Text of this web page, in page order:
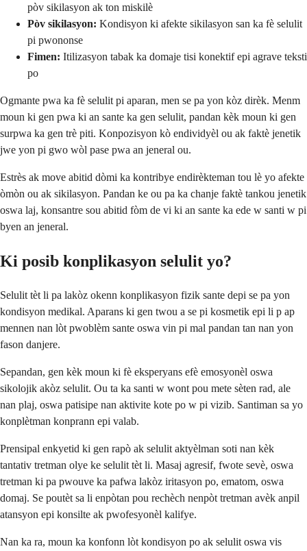
pòv sikilasyon ak ton miskilè
Pòv sikilasyon: Kondisyon ki afekte sikilasyon san ka fè selulit
pi pwononse
Fimen: Itilizasyon tabak ka domaje tisi konektif epi agrave teksti
po
Ogmante pwa ka fè selulit pi aparan, men se pa yon kòz dirèk. Menm
moun ki gen pwa ki an sante ka gen selulit, pandan kèk moun ki gen
surpwa ka gen trè piti. Konpozisyon kò endividyèl ou ak faktè jenetik
jwe yon pi gwo wòl pase pwa an jeneral ou.
Estrès ak move abitid dòmi ka kontribye endirèkteman tou lè yo afekte
òmòn ou ak sikilasyon. Pandan ke ou pa ka chanje faktè tankou jenetik
oswa laj, konsantre sou abitid fòm de vi ki an sante ka ede w santi w pi
byen an jeneral.
Ki posib konplikasyon selulit yo?
Selulit tèt li pa lakòz okenn konplikasyon fizik sante depi se pa yon
kondisyon medikal. Aparans ki gen twou a se pi kosmetik epi li p ap
mennen nan lòt pwoblèm sante oswa vin pi mal pandan tan nan yon
fason danjere.
Sepandan, gen kèk moun ki fè eksperyans efè emosyonèl oswa
sikolojik akòz selulit. Ou ta ka santi w wont pou mete sèten rad, ale
nan plaj, oswa patisipe nan aktivite kote po w pi vizib. Santiman sa yo
konplètman konprann epi valab.
Prensipal enkyetid ki gen rapò ak selulit aktyèlman soti nan kèk
tantativ tretman olye ke selulit tèt li. Masaj agresif, fwote sevè, oswa
tretman ki pa pwouve ka pafwa lakòz iritasyon po, ematom, oswa
domaj. Se poutèt sa li enpòtan pou rechèch nenpòt tretman avèk anpil
atansyon epi konsilte ak pwofesyonèl kalifye.
Nan ka ra, moun ka konfonn lòt kondisyon po ak selulit oswa vis